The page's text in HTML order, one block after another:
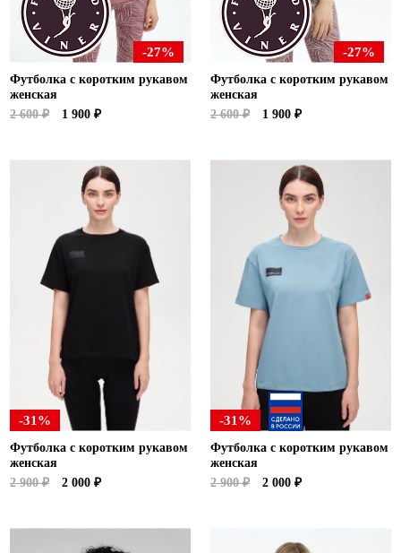
-27%
Футболка с коротким рукавом
женская
2 600 ₽
1 900 ₽
-27%
Футболка с коротким рукавом
женская
2 600 ₽
1 900 ₽
-31%
Футболка с коротким рукавом
женская
2 900 ₽
2 000 ₽
-31%
Футболка с коротким рукавом
женская
2 900 ₽
2 000 ₽